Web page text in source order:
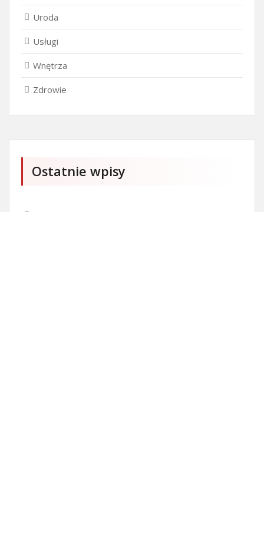
Uroda
Usługi
Wnętrza
Zdrowie
Ostatnie wpisy